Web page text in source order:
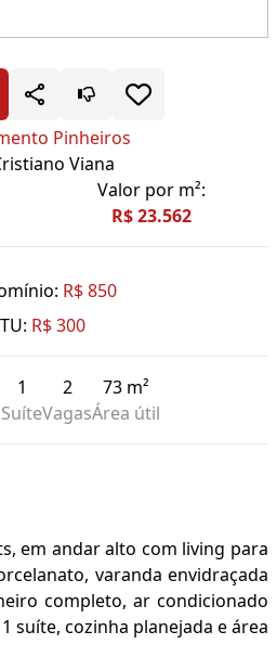
Pinheiros
Viana
Valor por m²:
R$ 23.562
R$ 850
R$ 300
1
Suíte
2
Vagas
73 m²
Área útil
em andar alto com living para
varanda envidraçada
completo, ar condicionado
suíte, cozinha planejada e área